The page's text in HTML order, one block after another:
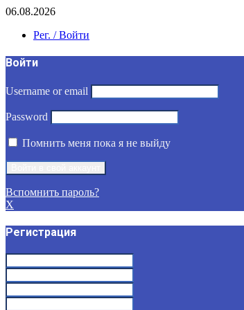
06.08.2026
Рег. / Войти
Войти
Username or email
Password
Помнить меня пока я не выйду
Вспомнить пароль?
X
Регистрация